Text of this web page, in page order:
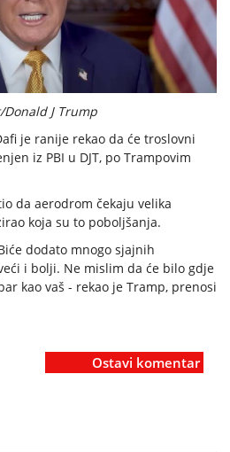
J Trump
je ranije rekao da će troslovni
iz PBI u DJT, po Trampovim
da aerodrom čekaju velika
koja su to poboljšanja.
dodato mnogo sjajnih
i bolji. Ne mislim da će bilo gdje
kao vaš - rekao je Tramp, prenosi
Ostavi komentar